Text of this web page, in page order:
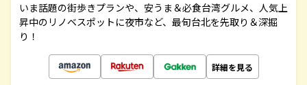
いま話題の街歩きプランや、安うま＆必食台湾グルメ、人気上
昇中のリノベスポットに夜市など、最旬台北を先取り＆深掘
り！
詳細を見る